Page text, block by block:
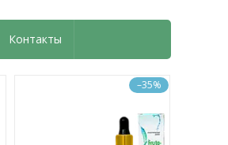
Контакты
–35%